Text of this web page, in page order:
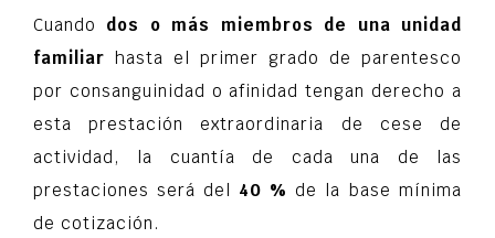
Cuando dos o más miembros de una unidad
familiar hasta el primer grado de parentesco
por consanguinidad o afinidad tengan derecho a
esta prestación extraordinaria de cese de
actividad, la cuantía de cada una de las
prestaciones será del 40 % de la base mínima
de cotización.